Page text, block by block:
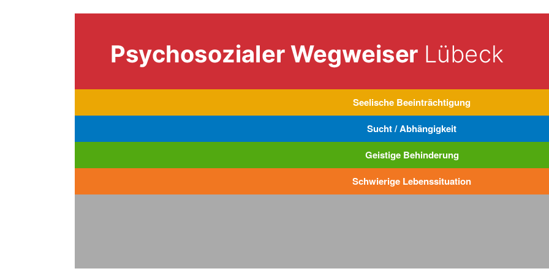
Seelische Beeinträchtigung
Sucht / Abhängigkeit
Geistige Behinderung
Schwierige Lebenssituation